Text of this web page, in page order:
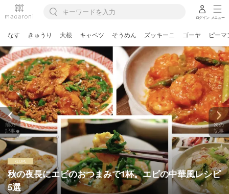
ログイン メニュー
なす きゅうり 大根 キャベツ そうめん ズッキーニ ゴーヤ ピーマ
秋の夜長にエビのおつまみで1杯。エビの中華風レシピ
5選
前の
記事
次の
記事